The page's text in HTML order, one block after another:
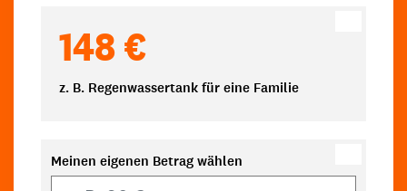
148 €
z. B. Regenwassertank für eine Familie
Meinen eigenen Betrag wählen